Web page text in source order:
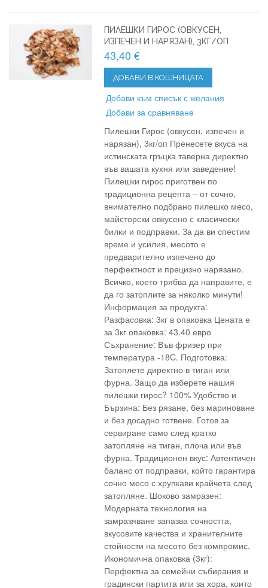
ПИЛЕШКИ ГИРОС (ОВКУСЕН,
ИЗПЕЧЕН И НАРЯЗАН), 3КГ/ОП
43,40 €
ДОБАВИ В КОШНИЦАТА
Добави към списък с желания
Добави за сравняване
Пилешки Гирос (овкусен, изпечен и
нарязан), 3кг/оп Пренесете вкуса на
истинската гръцка таверна директно
във вашата кухня или заведение!
Пилешки гирос приготвен по
традиционна рецепта – от сочно,
внимателно подбрано пилешко месо,
майсторски овкусено с класически
билки и подправки. За да ви спестим
време и усилия, месото е
предварително изпечено до
перфектност и прецизно нарязано.
Всичко, което трябва да направите, е
да го затоплите за няколко минути!
Информация за продукта:
Разфасовка: 3кг в опаковка Цената е
за 3кг опаковка: 43.40 евро
Съхранение: Във фризер при
температура -18C. Подготовка:
Затоплете директно в тиган или
фурна. Защо да изберете нашия
пилешки гирос? 100% Удобство и
Бързина: Без рязане, без мариноване
и без досадно готвене. Готов за
сервиране само след кратко
затопляне на тиган, плоча или във
фурна. Традиционен вкус: Автентичен
баланс от подправки, който гарантира
сочно месо с хрупкави крайчета след
затопляне. Шоково замразен:
Модерната технология на
замразяване запазва сочността,
вкусовите качества и хранителните
стойности на месото без компромис.
Икономична опаковка (3кг):
Перфектна за семейни събирания и
градински партита или за хора, които